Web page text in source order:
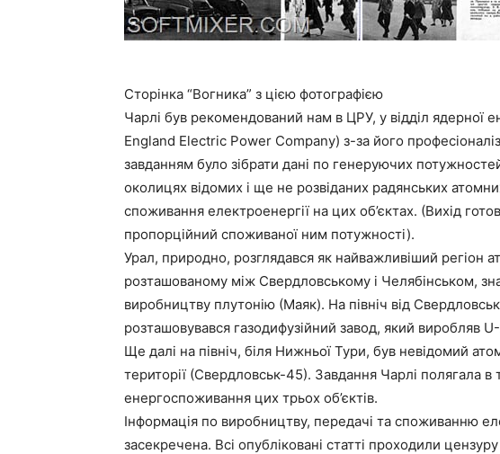
Сторінка “Вогника” з цією фотографією
Чарлі був рекомендований нам в ЦРУ, у відділ ядерної
England Electric Power Company) з-за його
завданням було зібрати дані по генеруючих
околицях відомих і ще не розвіданих радянських
споживання електроенергії на цих об’єктах. (Вихід
пропорційний споживаної ним потужності).
Урал, природно, розглядався як найважливіший регіон
розташованому між Свердловському і Челябінськом,
виробництву плутонію (Маяк). На північ від
розташовувався газодифузійний завод, який виробляв
Ще далі на північ, біля Нижньої Тури, був невідомий
території (Свердловськ-45). Завдання Чарлі полягала
енергоспоживання цих трьох об’єктів.
Інформація по виробництву, передачі та споживанню
засекречена. Всі опубліковані статті проходили